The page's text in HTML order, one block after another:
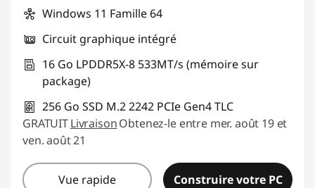
Windows 11 Famille 64
Circuit graphique intégré
16 Go LPDDR5X-8 533MT/s (mémoire sur
package)
256 Go SSD M.2 2242 PCIe Gen4 TLC
GRATUITLivraisonObtenez-le entre mer. août 19 et
ven. août 21
Vue rapide Construire votre PC